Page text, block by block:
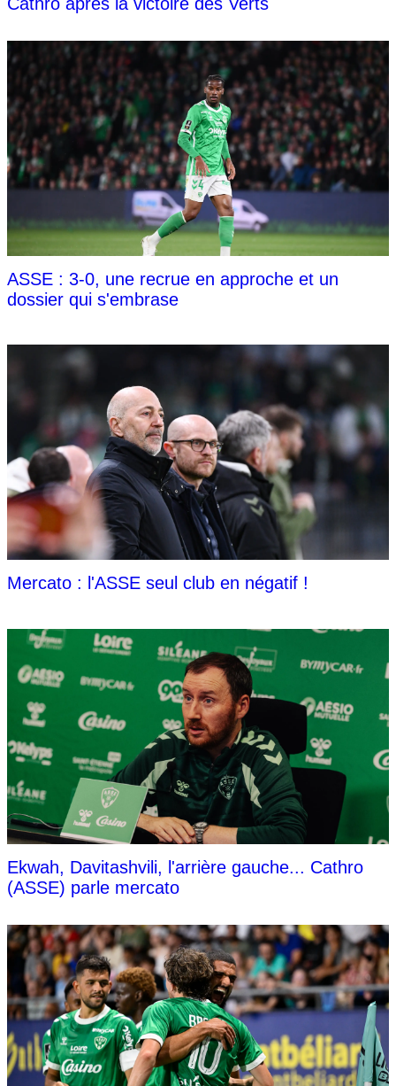
ASSE : 3-0, une recrue en approche et un
dossier qui s'embrase
Mercato : l'ASSE seul club en négatif !
Ekwah, Davitashvili, l'arrière gauche... Cathro
(ASSE) parle mercato